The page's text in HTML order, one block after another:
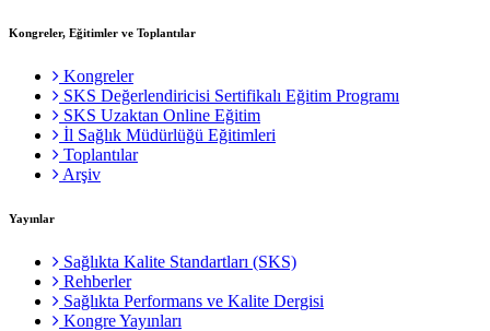
Kongreler, Eğitimler ve Toplantılar
Kongreler
SKS Değerlendiricisi Sertifikalı Eğitim Programı
SKS Uzaktan Online Eğitim
İl Sağlık Müdürlüğü Eğitimleri
Toplantılar
Arşiv
Yayınlar
Sağlıkta Kalite Standartları (SKS)
Rehberler
Sağlıkta Performans ve Kalite Dergisi
Kongre Yayınları